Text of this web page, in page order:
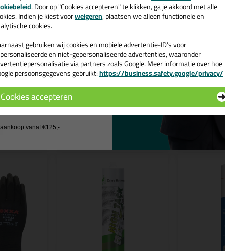
C15 TIX Express
de Frencken C15 TIX Express Constructielijm 310ml in
je meer weten over de toepassing en kenmerken van dit product?Lees
. Door op "Cookies accepteren" te klikken, ga je akkoord met alle
Indien je kiest voorweigeren, plaatsen we alleen functionele en
cookies.
gebruiken wij cookies en mobiele advertentie-ID’s voor
en niet-gepersonaliseerde advertenties, waaronder
via partners zoals Google. Meer informatie over hoe
persoonsgegevens gebruikt:https://business.safety.google/privacy/
Cookies accepteren
€35,-bij je eerste bestelling!
de actiecode ›
geen cadeau
vanaf €125,-